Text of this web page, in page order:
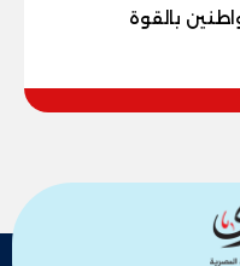
بالقوة